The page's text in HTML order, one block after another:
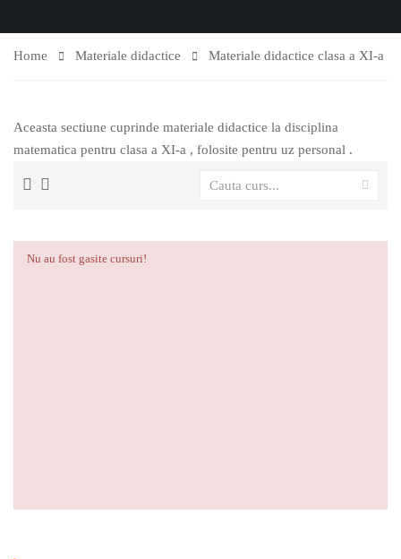
Home Materiale didactice Materiale didactice clasa a XI-a
Aceasta sectiune cuprinde materiale didactice la disciplina
matematica pentru clasa a XI-a , folosite pentru uz personal .
Nu au fost gasite cursuri!